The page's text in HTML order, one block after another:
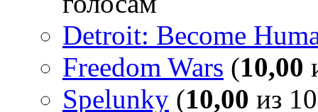
Detroit: Become
Freedom Wars (10,00
Spelunky (10,00 из